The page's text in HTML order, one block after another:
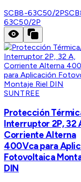
SCB8-63C50/2P
63C50/2P
SUNTREE
Protección
Interruptor 2P, 32
Corriente Alterna
400Vca para
Fotovoltaica
DIN